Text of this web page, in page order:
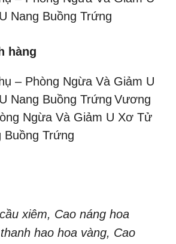
Nang Buồng Trứng
hàng
– Phòng Ngừa Và Giảm U
Nang Buồng Trứng Vương
Ngừa Và Giảm U Xơ Tử
Buồng Trứng
xiêm, Cao náng hoa
hao hoa vàng, Cao